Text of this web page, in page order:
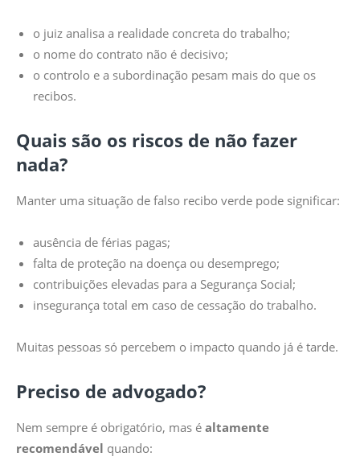
o juiz analisa a realidade concreta do trabalho;
o nome do contrato não é decisivo;
o controlo e a subordinação pesam mais do que os
recibos.
Quais são os riscos de não fazer
nada?
Manter uma situação de falso recibo verde pode significar:
ausência de férias pagas;
falta de proteção na doença ou desemprego;
contribuições elevadas para a Segurança Social;
insegurança total em caso de cessação do trabalho.
Muitas pessoas só percebem o impacto quando já é tarde.
Preciso de advogado?
Nem sempre é obrigatório, mas é altamente
recomendável quando: